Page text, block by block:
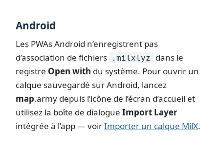
Android
Les PWAs Android n’enregistrent pas
d’association de fichiers
.milxlyz
dans le
registre Open with du système. Pour ouvrir un
calque sauvegardé sur Android, lancez
map.army depuis l’icône de l’écran d’accueil et
utilisez la boîte de dialogue Import Layer
intégrée à l’app — voirImporter un calque MilX.